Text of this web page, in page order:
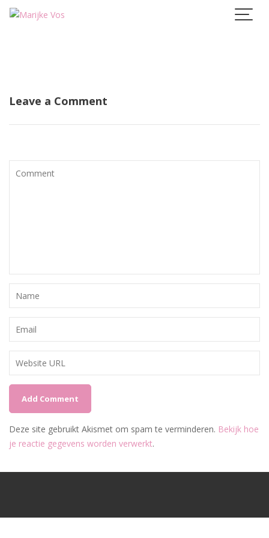
Skip
Leave a Comment
Deze site gebruikt Akismet om spam te verminderen. Bekijk hoe
je reactie gegevens worden verwerkt.